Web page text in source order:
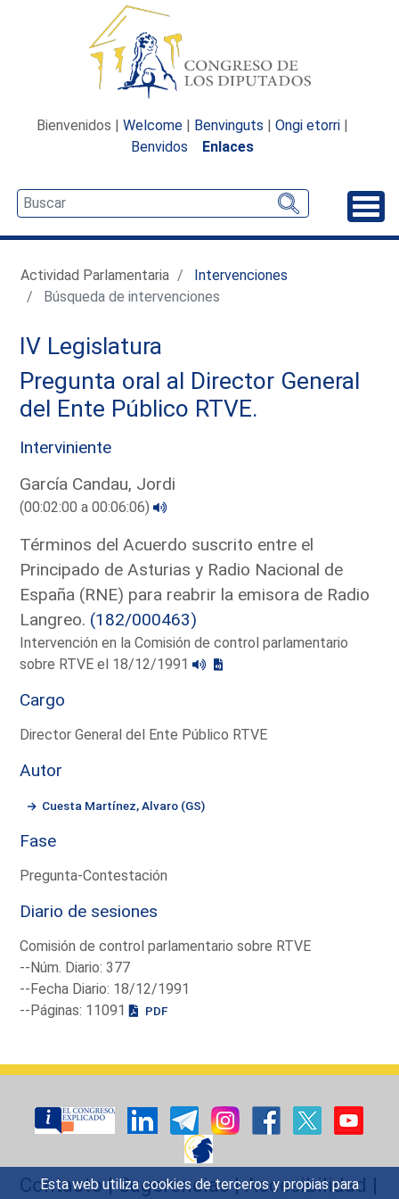
Esta web utiliza cookies de terceros y propias para
Bienvenidos | Welcome | Benvinguts | Ongi etorri |
Benvidos
Enlaces
Actividad Parlamentaria
Intervenciones
Búsqueda de intervenciones
IV Legislatura
Pregunta oral al Director General
del Ente Público RTVE.
Interviniente
García Candau, Jordi
(00:02:00 a 00:06:06)
Términos del Acuerdo suscrito entre el
Principado de Asturias y Radio Nacional de
España (RNE) para reabrir la emisora de Radio
Langreo. (182/000463)
Intervención en la Comisión de control parlamentario
sobre RTVE el 18/12/1991
Cargo
Director General del Ente Público RTVE
Autor
Cuesta Martínez, Alvaro (GS)
Fase
Pregunta-Contestación
Diario de sesiones
Comisión de control parlamentario sobre RTVE
--Núm. Diario: 377
--Fecha Diario: 18/12/1991
--Páginas: 11091
PDF
Contacto|Sugerencias|Accesibilidad |